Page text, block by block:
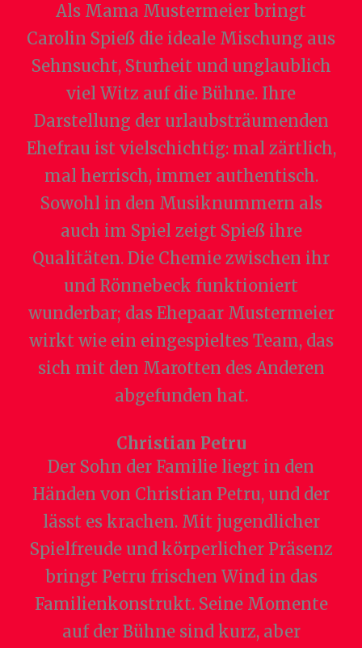
Als Mama Mustermeier bringt
Carolin Spieß die ideale Mischung aus
Sehnsucht, Sturheit und unglaublich
viel Witz auf die Bühne. Ihre
Darstellung der urlaubsträumenden
Ehefrau ist vielschichtig: mal zärtlich,
mal herrisch, immer authentisch.
Sowohl in den Musiknummern als
auch im Spiel zeigt Spieß ihre
Qualitäten. Die Chemie zwischen ihr
und Rönnebeck funktioniert
wunderbar; das Ehepaar Mustermeier
wirkt wie ein eingespieltes Team, das
sich mit den Marotten des Anderen
abgefunden hat.
Christian Petru
Der Sohn der Familie liegt in den
Händen von Christian Petru, und der
lässt es krachen. Mit jugendlicher
Spielfreude und körperlicher Präsenz
bringt Petru frischen Wind in das
Familienkonstrukt. Seine Momente
auf der Bühne sind kurz, aber